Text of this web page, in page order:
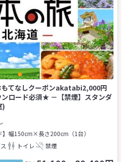
てなしクーポンakatabi2,000円
ロード必須★ －【禁煙】スタンダ
)
】幅150cm×長さ200cm（1台）
トイレ 禁煙